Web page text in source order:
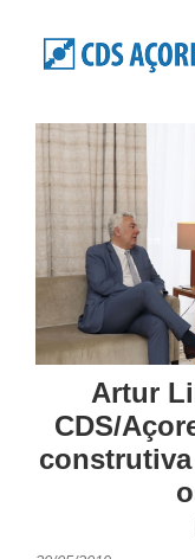
Artur
CDS/